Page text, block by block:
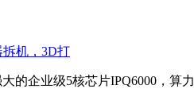
机，3D打
的企业级5核芯片IPQ6000，算力